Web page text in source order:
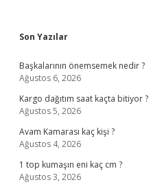
Sidebar
Son Yazılar
Başkalarının önemsemek nedir ?
Ağustos 6, 2026
Kargo dağıtım saat kaçta bitiyor ?
Ağustos 5, 2026
Avam Kamarası kaç kişi ?
Ağustos 4, 2026
1 top kumaşın eni kaç cm ?
Ağustos 3, 2026